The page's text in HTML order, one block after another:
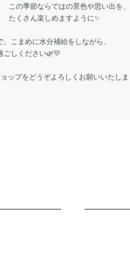
この季節ならではの景色や思い出を、
たくさん楽しめますように✨
こまめに水分補給をしながら、
ごしください🌿💛
ップをどうぞよろしくお願いいたしま